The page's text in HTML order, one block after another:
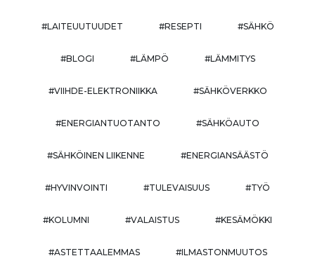
#LAITEUUTUUDET #RESEPTI #SÄHKÖ
#BLOGI #LÄMPÖ #LÄMMITYS
#VIIHDE-ELEKTRONIIKKA #SÄHKÖVERKKO
#ENERGIANTUOTANTO #SÄHKÖAUTO
#SÄHKÖINEN LIIKENNE #ENERGIANSÄÄSTÖ
#HYVINVOINTI #TULEVAISUUS #TYÖ
#KOLUMNI #VALAISTUS #KESÄMÖKKI
#ASTETTAALEMMAS #ILMASTONMUUTOS